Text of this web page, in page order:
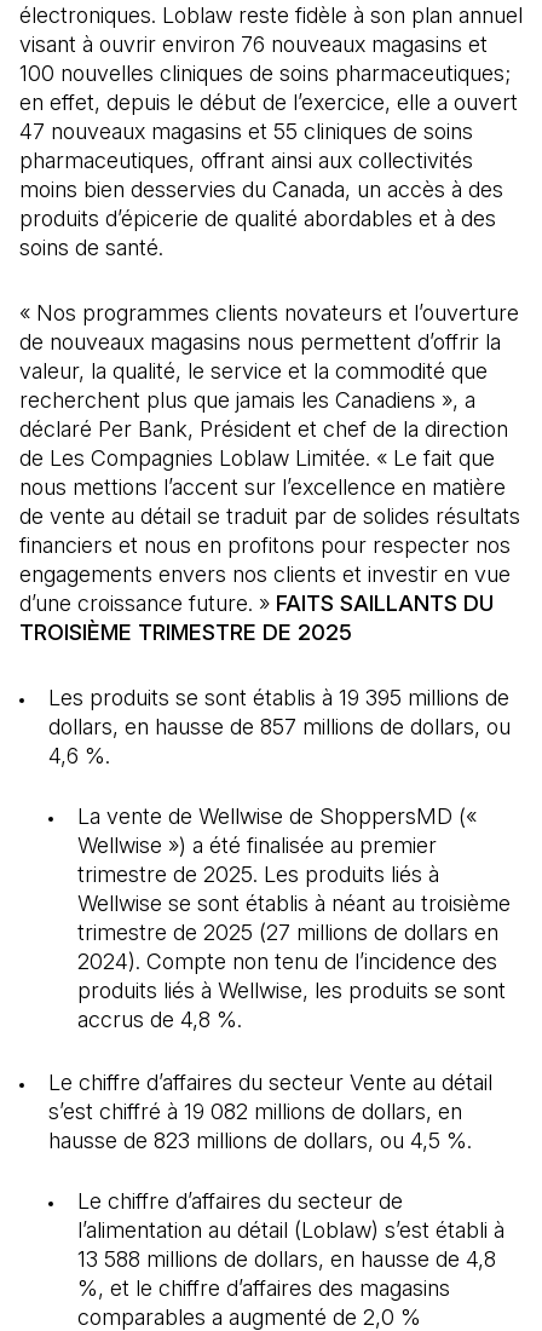
électroniques. Loblaw reste fidèle à son plan annuel
visant à ouvrir environ 76 nouveaux magasins et
100 nouvelles cliniques de soins pharmaceutiques;
en effet, depuis le début de l’exercice, elle a ouvert
47 nouveaux magasins et 55 cliniques de soins
pharmaceutiques, offrant ainsi aux collectivités
moins bien desservies du Canada, un accès à des
produits d’épicerie de qualité abordables et à des
soins de santé.
« Nos programmes clients novateurs et l’ouverture
de nouveaux magasins nous permettent d’offrir la
valeur, la qualité, le service et la commodité que
recherchent plus que jamais les Canadiens », a
déclaré Per Bank, Président et chef de la direction
de Les Compagnies Loblaw Limitée. « Le fait que
nous mettions l’accent sur l’excellence en matière
de vente au détail se traduit par de solides résultats
financiers et nous en profitons pour respecter nos
engagements envers nos clients et investir en vue
d’une croissance future. » FAITS SAILLANTS DU
TROISIÈME TRIMESTRE DE 2025
Les produits se sont établis à 19 395 millions de
dollars, en hausse de 857 millions de dollars, ou
4,6 %.
La vente de Wellwise de ShoppersMD («
Wellwise ») a été finalisée au premier
trimestre de 2025. Les produits liés à
Wellwise se sont établis à néant au troisième
trimestre de 2025 (27 millions de dollars en
2024). Compte non tenu de l’incidence des
produits liés à Wellwise, les produits se sont
accrus de 4,8 %.
Le chiffre d’affaires du secteur Vente au détail
s’est chiffré à 19 082 millions de dollars, en
hausse de 823 millions de dollars, ou 4,5 %.
Le chiffre d’affaires du secteur de
l’alimentation au détail (Loblaw) s’est établi à
13 588 millions de dollars, en hausse de 4,8
%, et le chiffre d’affaires des magasins
comparables a augmenté de 2,0 %